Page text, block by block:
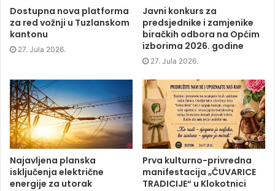
p
e
n
s
i
n
n
i
n
d
o
w
)
e
n
s
i
n
e
n
d
o
w
)
p
e
n
i
d
o
w
)
i
n
d
Dostupna nova platforma
za red vožnji u Tuzlanskom
kantonu
27. Jula 2026.
Javni konkurs za
predsjednike i zamjenike
biračkih odbora na Općim
izborima 2026. godine
27. Jula 2026.
Najavljena planska
isključenja električne
energije za utorak
Prva kulturno-privredna
manifestacija „ČUVARICE
TRADICIJE“ u Klokotnici